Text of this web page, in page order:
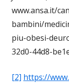
www.ansa.it/
bambini/
piu-obesi-
32d0-44d8-
[2] https://